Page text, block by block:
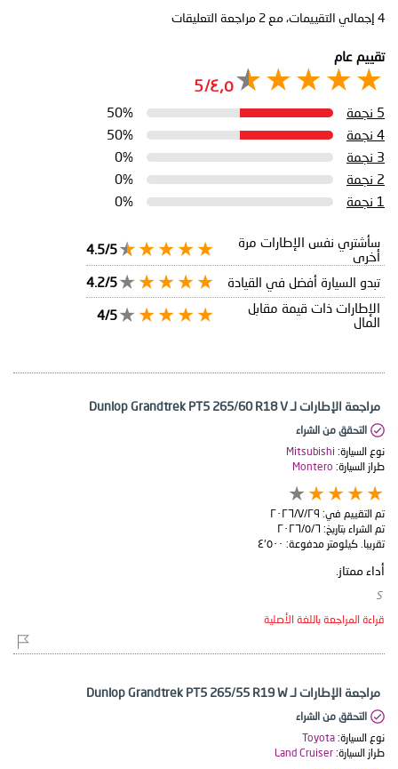
4 إجمالي التقييمات، مع 2 مراجعة التعليقات
تقييم عام
٤٫٥/5
5 نجمة
50%
4 نجمة
50%
3 نجمة
0%
2 نجمة
0%
1 نجمة
0%
سأشتري نفس الإطارات مرة
أخرى
4.5/5
تبدو السيارة أفضل في القيادة
4.2/5
الإطارات ذات قيمة مقابل
المال
4/5
مراجعة الإطارات لـ Dunlop Grandtrek PT5 265/60 R18 V
التحقق من الشراء
نوع السيارة: Mitsubishi
طراز السيارة: Montero
تم التقييم في: ٢٩‏/٧‏/٢٠٢٦
تم الشراء بتاريخ: ٦‏/٥‏/٢٠٢٦
تقريبا. كيلومتر مدفوعة: ٤٬٥٠٠
أداء ممتاز.
​ S
قراءة المراجعة باللغة الأصلية
مراجعة الإطارات لـ Dunlop Grandtrek PT5 265/55 R19 W
التحقق من الشراء
نوع السيارة: Toyota
طراز السيارة: Land Cruiser